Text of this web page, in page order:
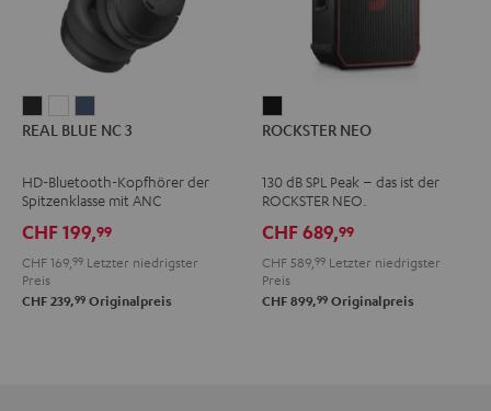
BLUE
3
Night
Black
BLUE
3
Pearl
White
BLUE
3
Steel
Blue
REAL BLUE NC 3
HD-Bluetooth-Kopfhörer der
Spitzenklasse mit ANC
CHF 199,99
CHF 169, 99 Letzter niedrigster
Preis
CHF 239,99 Originalpreis
NEO
ROCKSTER NEO
130 dB SPL Peak – das ist der
ROCKSTER NEO.
CHF 689,99
CHF 589, 99 Letzter niedrigster
Preis
CHF 899,99 Originalpreis